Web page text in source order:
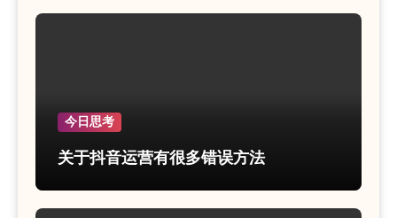
今日思考
关于抖音运营有很多错误方法